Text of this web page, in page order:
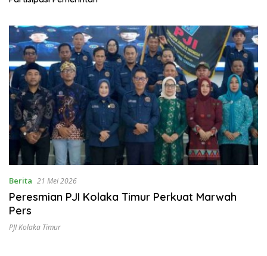
Berita 21 Mei 2026
Peresmian PJI Kolaka Timur Perkuat Marwah
Pers
PJI Kolaka Timur